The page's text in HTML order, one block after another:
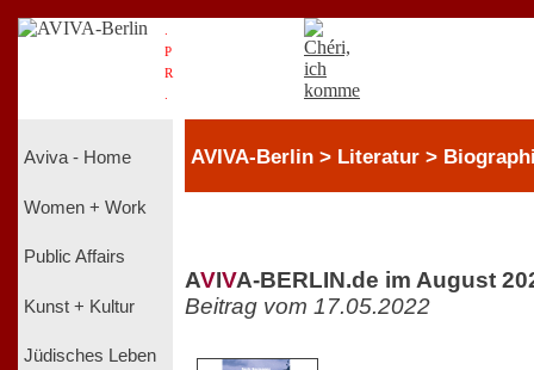
P
R
Aviva - Home
Women + Work
Public Affairs
Kunst + Kultur
Jüdisches Leben
AVIVA-Berlin > Literatur >
AVIVA-BERLIN.de im August
Beitrag vom 17.05.2022